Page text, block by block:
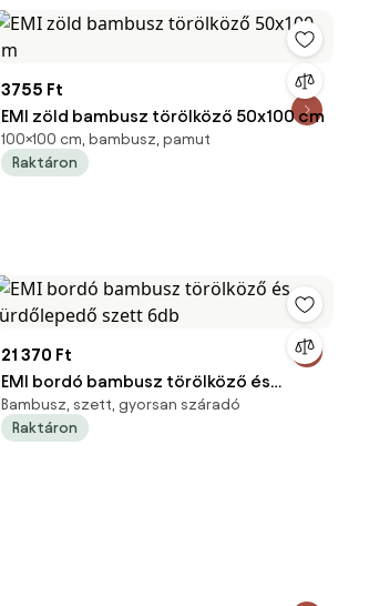
3755 Ft
EMI zöld bambusz törölköző 50x100 cm
100×100 cm, bambusz, pamut
Raktáron
21 370 Ft
EMI bordó bambusz törölköző és
fürdőlepedő szett 6db
Bambusz, szett, gyorsan száradó
Raktáron